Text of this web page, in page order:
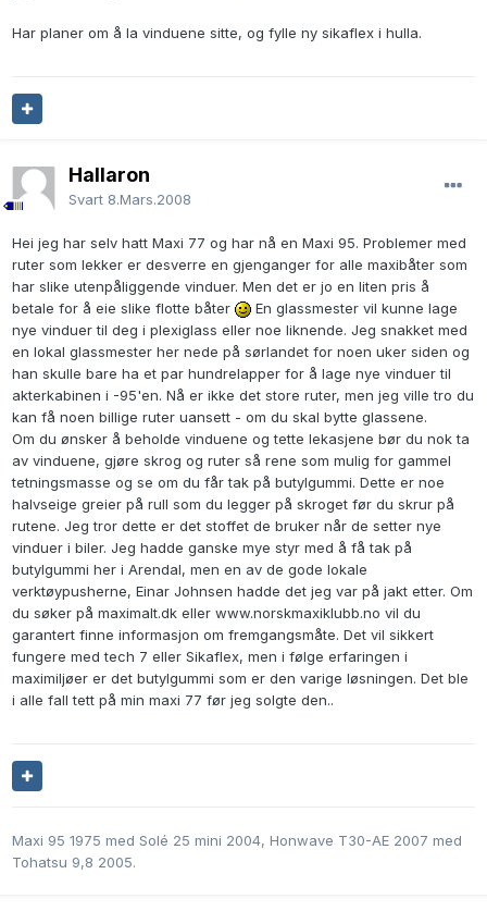
Har planer om å la vinduene sitte, og fylle ny sikaflex i hulla.
Hallaron
Svart 8.Mars.2008
Hei jeg har selv hatt Maxi 77 og har nå en Maxi 95. Problemer med
ruter som lekker er desverre en gjenganger for alle maxibåter som
har slike utenpåliggende vinduer. Men det er jo en liten pris å
betale for å eie slike flotte båter
En glassmester vil kunne lage
nye vinduer til deg i plexiglass eller noe liknende. Jeg snakket med
en lokal glassmester her nede på sørlandet for noen uker siden og
han skulle bare ha et par hundrelapper for å lage nye vinduer til
akterkabinen i -95'en. Nå er ikke det store ruter, men jeg ville tro du
kan få noen billige ruter uansett - om du skal bytte glassene.
Om du ønsker å beholde vinduene og tette lekasjene bør du nok ta
av vinduene, gjøre skrog og ruter så rene som mulig for gammel
tetningsmasse og se om du får tak på butylgummi. Dette er noe
halvseige greier på rull som du legger på skroget før du skrur på
rutene. Jeg tror dette er det stoffet de bruker når de setter nye
vinduer i biler. Jeg hadde ganske mye styr med å få tak på
butylgummi her i Arendal, men en av de gode lokale
verktøypusherne, Einar Johnsen hadde det jeg var på jakt etter. Om
du søker på maximalt.dk eller www.norskmaxiklubb.no vil du
garantert finne informasjon om fremgangsmåte. Det vil sikkert
fungere med tech 7 eller Sikaflex, men i følge erfaringen i
maximiljøer er det butylgummi som er den varige løsningen. Det ble
i alle fall tett på min maxi 77 før jeg solgte den..
Maxi 95 1975 med Solé 25 mini 2004, Honwave T30-AE 2007 med
Tohatsu 9,8 2005.